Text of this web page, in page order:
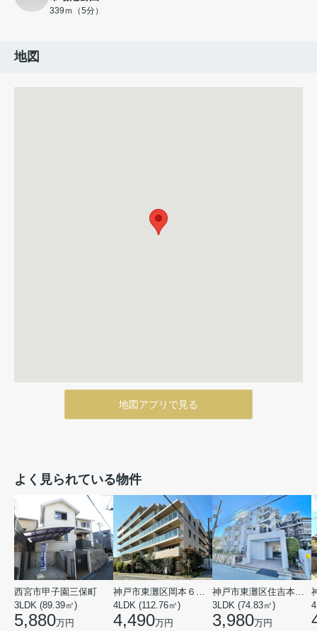
339ｍ（5分）
地図
地図アプリで見る
よく見られている物件
西宮市甲子園三保町
3LDK (89.39㎡)
5,880万円
神戸市東灘区岡本６丁目
4LDK (112.76㎡)
4,490万円
神戸市東灘区住吉本町１丁目
3LDK (74.83㎡)
3,980万円